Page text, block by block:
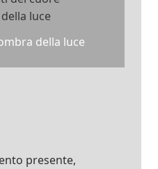
luce
della luce
presente,